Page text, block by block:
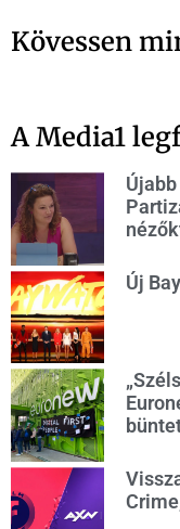
Kövessen
A Media1
Új